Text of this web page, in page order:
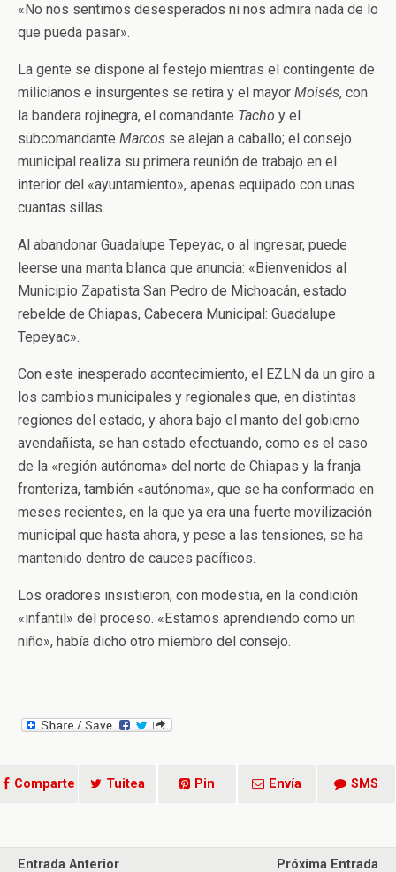
«No nos sentimos desesperados ni nos admira nada de lo
que pueda pasar».
La gente se dispone al festejo mientras el contingente de
milicianos e insurgentes se retira y el mayor Moisés, con
la bandera rojinegra, el comandante Tacho y el
subcomandante Marcos se alejan a caballo; el consejo
municipal realiza su primera reunión de trabajo en el
interior del «ayuntamiento», apenas equipado con unas
cuantas sillas.
Al abandonar Guadalupe Tepeyac, o al ingresar, puede
leerse una manta blanca que anuncia: «Bienvenidos al
Municipio Zapatista San Pedro de Michoacán, estado
rebelde de Chiapas, Cabecera Municipal: Guadalupe
Tepeyac».
Con este inesperado acontecimiento, el EZLN da un giro a
los cambios municipales y regionales que, en distintas
regiones del estado, y ahora bajo el manto del gobierno
avendañista, se han estado efectuando, como es el caso
de la «región autónoma» del norte de Chiapas y la franja
fronteriza, también «autónoma», que se ha conformado en
meses recientes, en la que ya era una fuerte movilización
municipal que hasta ahora, y pese a las tensiones, se ha
mantenido dentro de cauces pacíficos.
Los oradores insistieron, con modestia, en la condición
«infantil» del proceso. «Estamos aprendiendo como un
niño», había dicho otro miembro del consejo.
Comparte Tuitea Pin Envía SMS
Entrada Anterior
Próxima Entrada